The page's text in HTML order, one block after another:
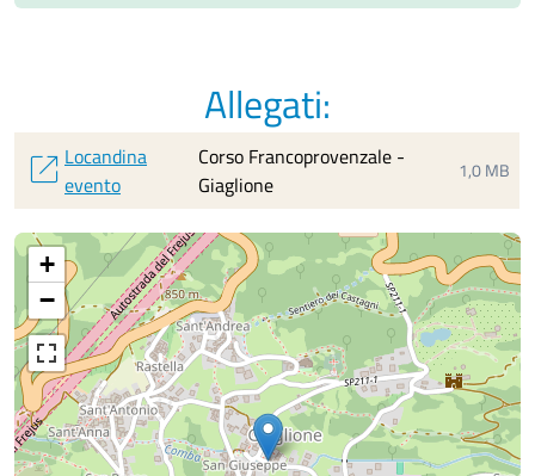
Allegati:
open_in_new Locandina
evento
Corso Francoprovenzale -
Giaglione
1,0 MB
+
−